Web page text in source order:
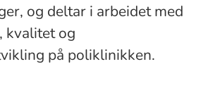
og deltar i arbeidet med
kvalitet og
på poliklinikken.